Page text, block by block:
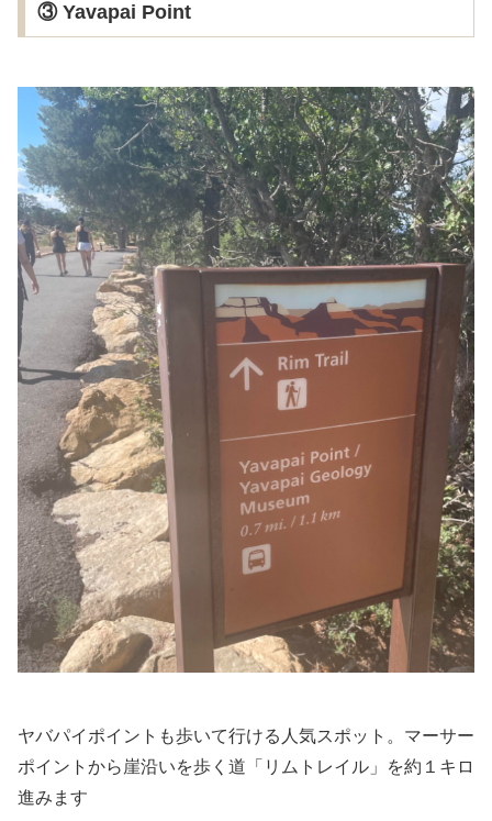
③ Yavapai Point
ヤバパイポイントも歩いて行ける人気スポット。マーサー
ポイントから崖沿いを歩く道「リムトレイル」を約１キロ
進みます